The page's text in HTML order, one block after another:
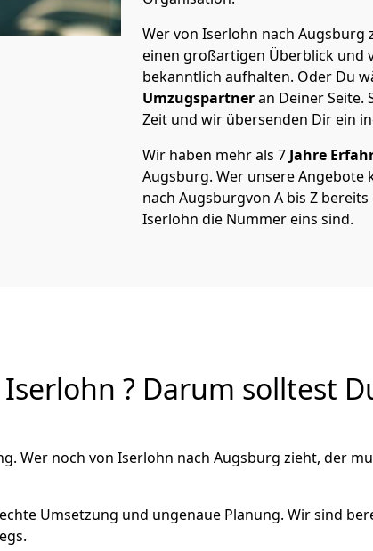
Wer von Iserlohn nach Augsburg
einen großartigen Überblick und
bekanntlich aufhalten. Oder Du
Umzugspartneran Deiner Seite.
Zeit und wir übersenden Dir ein
Wir haben mehr als 7 Jahre
Augsburg. Wer unsere
nach Augsburgvon A bis Z
Iserlohn die Nummer eins sind.
? Darum solltest
Wer noch von Iserlohn nach Augsburg zieht, der
Umsetzung und ungenaue Planung. Wir sind